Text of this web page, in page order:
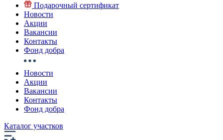
Подарочный сертификат
Новости
Акции
Вакансии
Контакты
Фонд добра
Новости
Акции
Вакансии
Контакты
Фонд добра
Каталог участков